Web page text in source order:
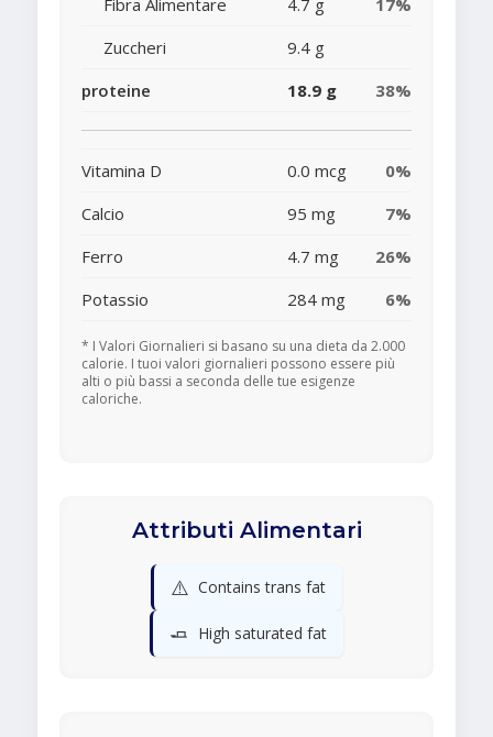
Fibra Alimentare 4.7 g
17%
Zuccheri
9.4 g
proteine
18.9 g 38%
Vitamina D 0.0 mcg
0%
Calcio
95 mg
7%
Ferro
4.7 mg
26%
Potassio
284 mg 6%
* I Valori Giornalieri si basano su una dieta da 2.000
calorie. I tuoi valori giornalieri possono essere più
alti o più bassi a seconda delle tue esigenze
caloriche.
Attributi Alimentari
⚠️ Contains trans fat
🧈 High saturated fat